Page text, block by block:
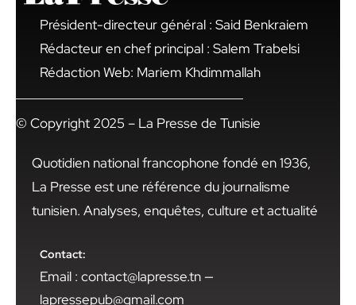
Président-directeur général : Said Benkraiem
Rédacteur en chef principal : Salem Trabelsi
Rédaction Web: Mariem Khdimmallah
© Copyright 2025 – La Presse de Tunisie
Quotidien national francophone fondé en 1936,
La Presse est une référence du journalisme
tunisien. Analyses, enquêtes, culture et actualité
Contact:
Email : contact@lapresse.tn —
lapressepub@gmail.com